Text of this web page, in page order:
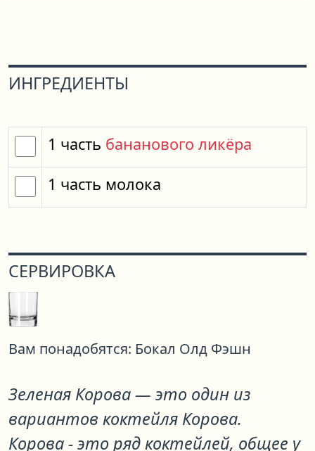
ИНГРЕДИЕНТЫ
1 часть бананового ликёра
1 часть молока
СЕРВИРОВКА
Вам понадобятся: Бокал Олд Фэшн
Зеленая Корова— это один из
вариантов коктейля Корова.
Корова - это ряд коктейлей, общее у